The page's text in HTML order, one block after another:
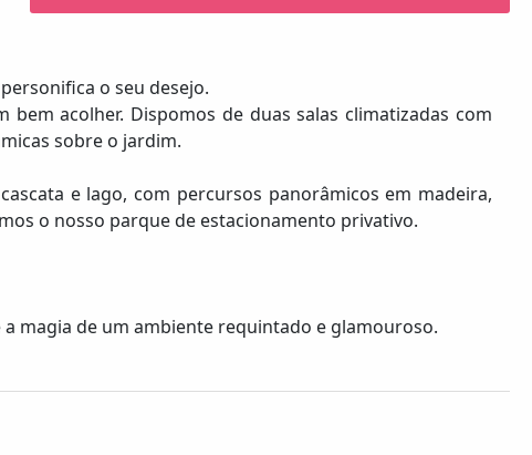
o seu desejo.
acolher. Dispomos de duas salas climatizadas com
sobre o jardim.
e lago, com percursos panorâmicos em madeira,
o nosso parque de estacionamento privativo.
magia de um ambiente requintado e glamouroso.